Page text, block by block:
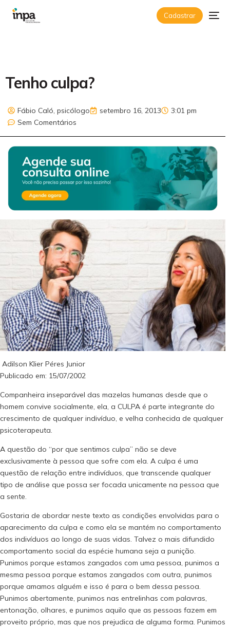
Cadastrar
Tenho culpa?
Fábio Caló, psicólogo setembro 16, 2013
3:01 pm
Sem Comentários
Adilson Klier Péres Junior
Publicado em: 15/07/2002
Companheira inseparável das mazelas humanas desde que o
homem convive socialmente, ela, a CULPA é parte integrante do
crescimento de qualquer indivíduo, e velha conhecida de qualquer
psicoterapeuta.
A questão do “por que sentimos culpa” não se deve
exclusivamente à pessoa que sofre com ela. A culpa é uma
questão de relação entre indivíduos, que transcende qualquer
tipo de análise que possa ser focada unicamente na pessoa que
a sente.
Gostaria de abordar neste texto as condições envolvidas para o
aparecimento da culpa e como ela se mantém no comportamento
dos indivíduos ao longo de suas vidas. Talvez o mais difundido
comportamento social da espécie humana seja a punição.
Punimos porque estamos zangados com uma pessoa, punimos a
mesma pessoa porque estamos zangados com outra, punimos
porque amamos alguém e isso é para o bem dessa pessoa.
Punimos abertamente, punimos nas entrelinhas com palavras,
entonação, olhares, e punimos aquilo que as pessoas fazem em
proveito próprio, mas que nos prejudica de alguma forma. Punimos